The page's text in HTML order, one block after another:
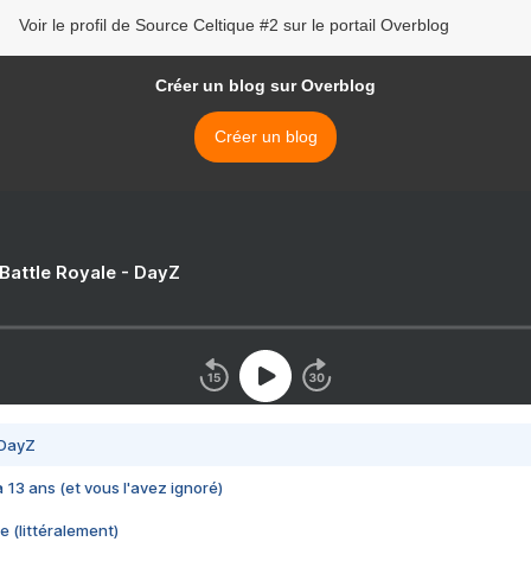
Voir le profil de Source Celtique #2 sur le portail Overblog
Créer un blog sur Overblog
Créer un blog
Royale - DayZ
13 ans (et vous l'avez ignoré)
(littéralement)